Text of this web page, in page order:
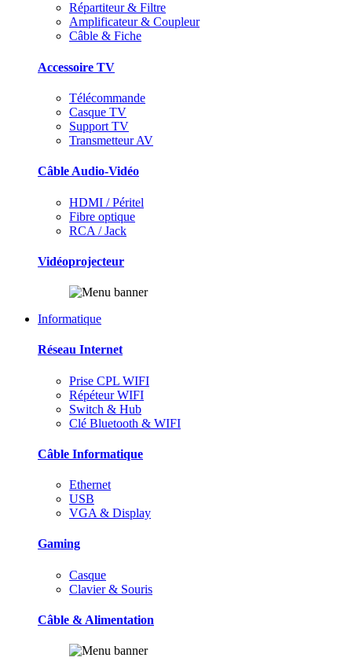
Répartiteur & Filtre
Amplificateur & Coupleur
Câble & Fiche
Accessoire TV
Télécommande
Casque TV
Support TV
Transmetteur AV
Câble Audio-Vidéo
HDMI / Péritel
Fibre optique
RCA / Jack
Vidéoprojecteur
Informatique
Réseau Internet
Prise CPL WIFI
Répéteur WIFI
Switch & Hub
Clé Bluetooth & WIFI
Câble Informatique
Ethernet
USB
VGA & Display
Gaming
Casque
Clavier & Souris
Câble & Alimentation